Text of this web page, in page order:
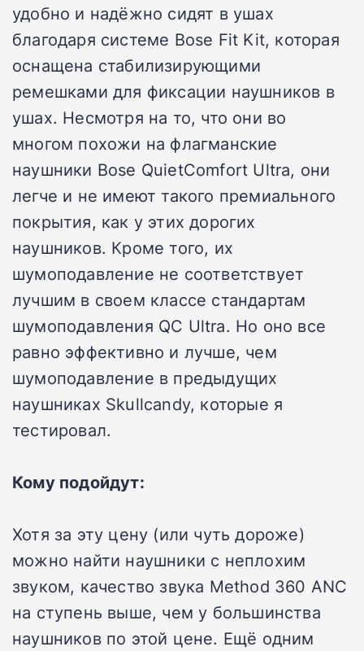
удобно и надёжно сидят в ушах
благодаря системе Bose Fit Kit, которая
оснащена стабилизирующими
ремешками для фиксации наушников в
ушах. Несмотря на то, что они во
многом похожи на флагманские
наушники Bose QuietComfort Ultra, они
легче и не имеют такого премиального
покрытия, как у этих дорогих
наушников. Кроме того, их
шумоподавление не соответствует
лучшим в своем классе стандартам
шумоподавления QC Ultra. Но оно все
равно эффективно и лучше, чем
шумоподавление в предыдущих
наушниках Skullcandy, которые я
тестировал.
Кому подойдут:
Хотя за эту цену (или чуть дороже)
можно найти наушники с неплохим
звуком, качество звука Method 360 ANC
на ступень выше, чем у большинства
наушников по этой цене. Ещё одним